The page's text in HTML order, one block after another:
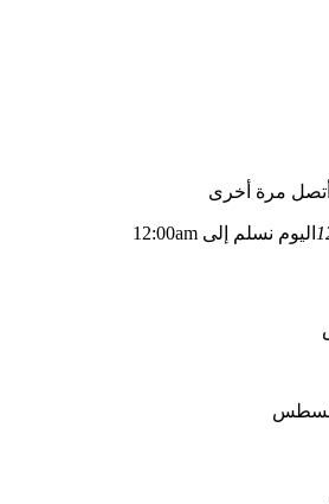
أتصل مرة أخرى
اليوم نسلم إلى 12:00am